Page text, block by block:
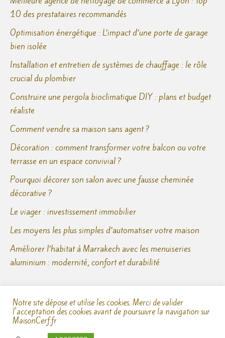
10 des prestataires recommandés
Optimisation énergétique : L’impact d’une porte de garage
bien isolée
Installation et entretien de systèmes de chauffage : le rôle
crucial du plombier
Construire une pergola bioclimatique DIY : plans et budget
réaliste
Comment vendre sa maison sans agent ?
Décoration : comment transformer votre balcon ou votre
terrasse en un espace convivial ?
Pourquoi décorer son salon avec une fausse cheminée
décorative ?
Le viager : investissement immobilier
Les moyens les plus simples d’automatiser votre maison
Améliorer l’habitat à Marrakech avec les menuiseries
aluminium : modernité, confort et durabilité
Copyright © 2026Maison Cerf
Notre site dépose et utilise les cookies. Merci de valider
l'acceptation des cookies avant de poursuivre la navigation sur
MaisonCerf.fr